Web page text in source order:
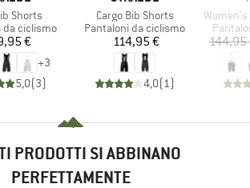
Shorts
prodotti
da ciclismo
Prezzo
€
+3
5,0(3)
Articolo
Cargo Bib Shorts
Gruppo di prodotti
Pantaloni da ciclismo
Prezzo
114,95 €
4,0( 1)
Articolo
Women's
144,95
PRODOTTI SI ABBINANO
PERFETTAMENTE